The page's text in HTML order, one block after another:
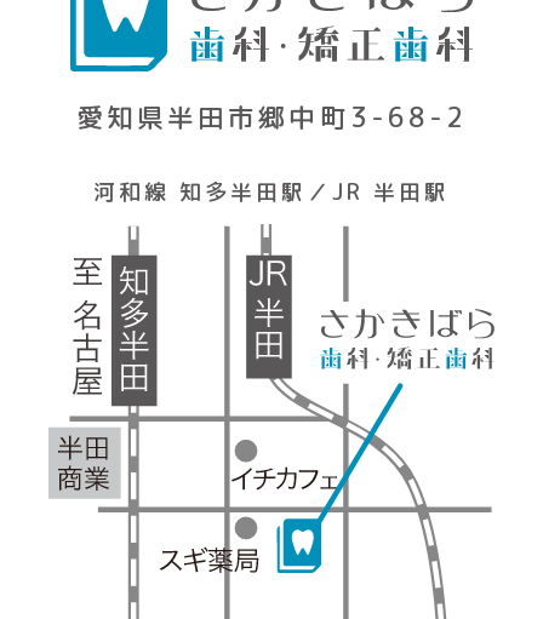
愛知県半田市郷中町3-68-2
河和線 知多半田駅／JR 半田駅